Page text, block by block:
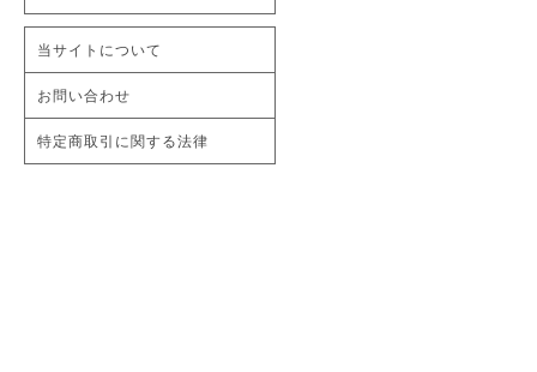
当サイトについて
お問い合わせ
特定商取引に関する法律